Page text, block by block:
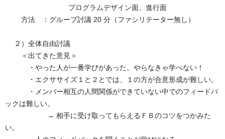
プログラムデザイン面、進行面
方法 ：グループ討議 20 分（ファシリテーター無し）
２）全体自由討議
＜出てきた意見＞
・やった人が一番学びがあった。やらなきゃ学べない！
・エクササイズ１と２とでは、１の方が合意形成が難しい。
・メンバー相互の人間関係ができていない中でのフィードバ
ックは難しい。
→ 相手に受け取ってもらえるＦＢのコツをつかみた
い。